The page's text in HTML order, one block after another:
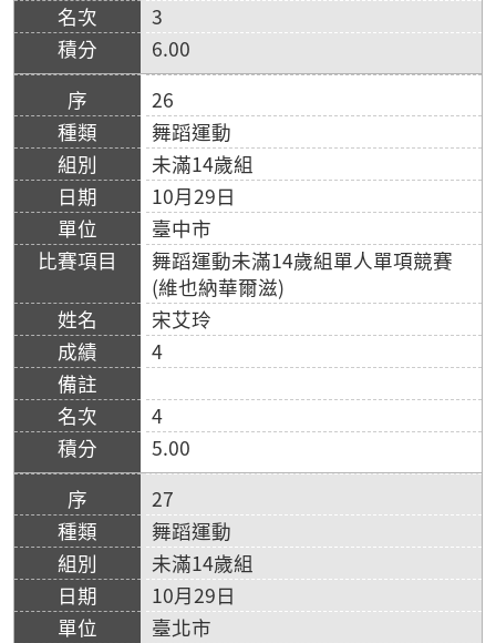
3
6.00
26
舞蹈運動
未滿14歲組
10月29日
臺中市
舞蹈運動未滿14歲組單人單項競賽
(維也納華爾滋)
宋艾玲
4
4
5.00
27
舞蹈運動
未滿14歲組
10月29日
臺北市